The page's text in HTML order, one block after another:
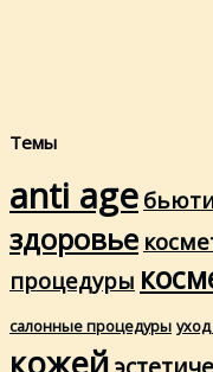
Темы
anti age
здоровье
процедуры
салонные процедуры